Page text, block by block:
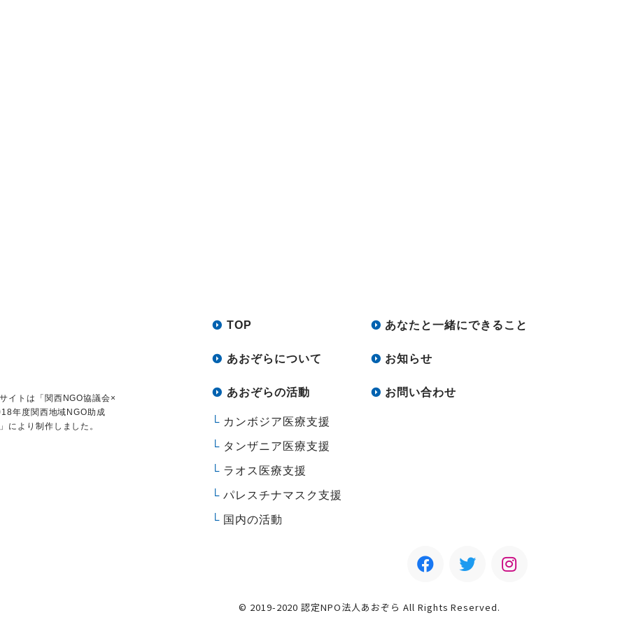
イトは
「関西NGO協議会×
年度関西地域NGO助成
により制作しました。
TOP
あおぞらについて
あおぞらの活動
カンボジア医療支援
タンザニア医療支援
ラオス医療支援
パレスチナマスク支援
国内の活動
あなたと一緒にできること
お知らせ
お問い合わせ
© 2019-2020 認定NPO法人あおぞら All Rights Reserved.